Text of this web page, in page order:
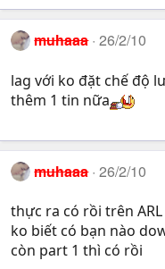
muhaaa 26/2/10
lag với ko đặt chế độ
thêm 1 tin nữa
muhaaa 26/2/10
thực ra có rồi trên
ko biết có bạn nào
còn part 1 thì có rồi